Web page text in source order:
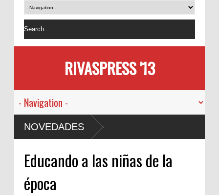
RIVASPRESS '13
NOVEDADES
Educando a las niñas de la
época